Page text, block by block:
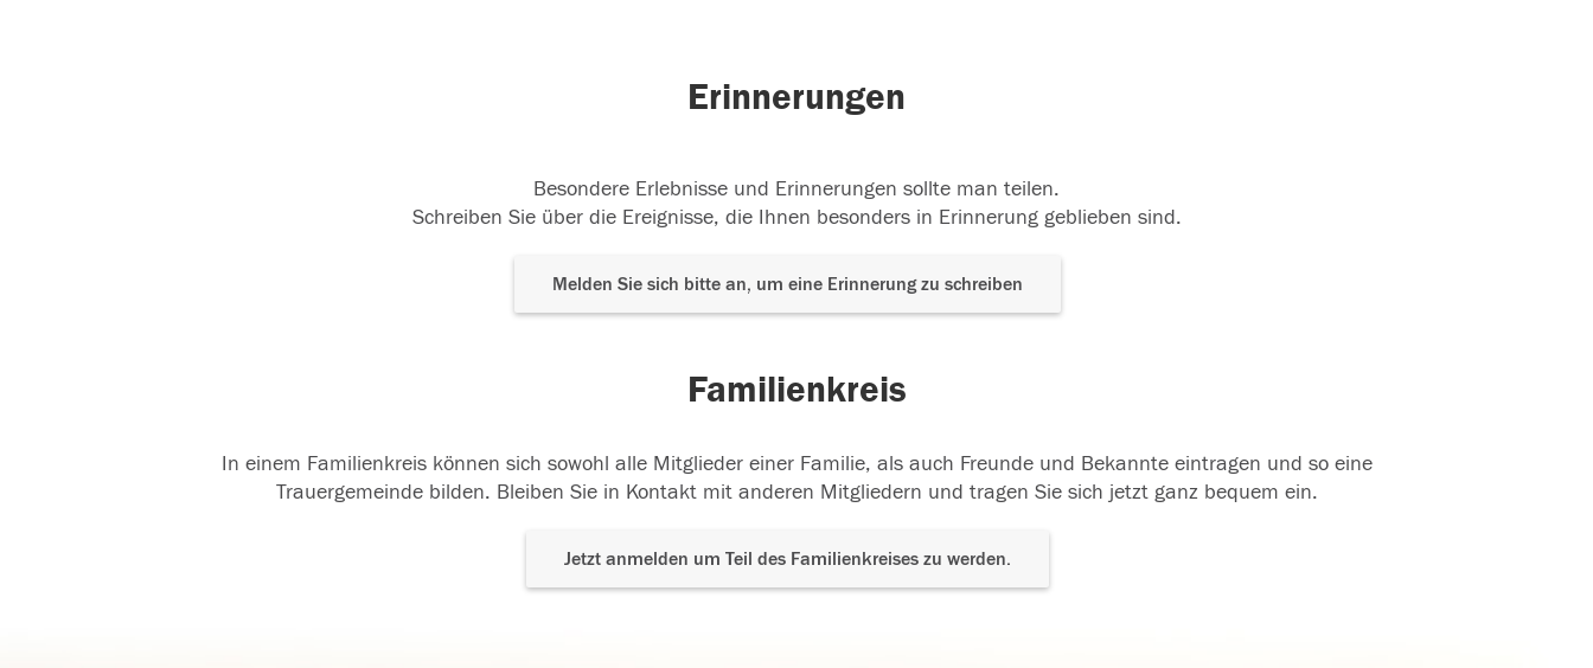
Erinnerungen
Besondere Erlebnisse und Erinnerungen sollte man teilen.
Schreiben Sie über die Ereignisse, die Ihnen besonders in Erinnerung geblieben sind.
Melden Sie sich bitte an, um eine Erinnerung zu schreiben
Familienkreis
In einem Familienkreis können sich sowohl alle Mitglieder einer Familie, als auch Freunde und Bekannte eintragen und so eine
Trauergemeinde bilden. Bleiben Sie in Kontakt mit anderen Mitgliedern und tragen Sie sich jetzt ganz bequem ein.
Jetzt anmelden um Teil des Familienkreises zu werden.